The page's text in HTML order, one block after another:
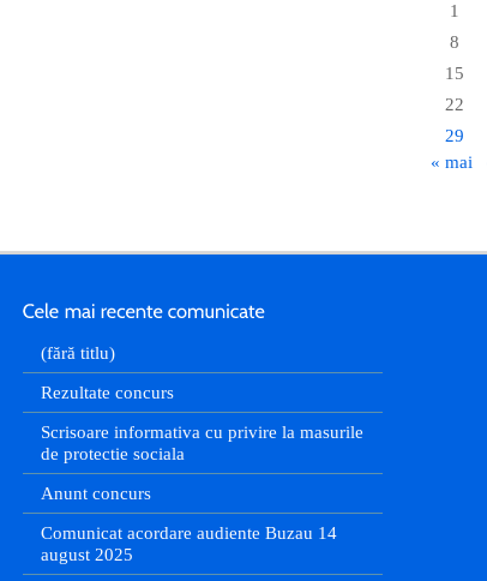
1
8
15
22
29
« mai
(fără titlu)
Rezultate concurs
Scrisoare informativa cu privire la masurile
de protectie sociala
Anunt concurs
Comunicat acordare audiente Buzau 14
august 2025